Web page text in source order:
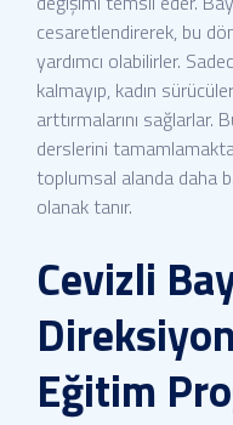
cesaretlendirerek, bu
yardımcı olabilirler.
kalmayıp, kadın
arttırmalarını sağlarlar.
derslerini
toplumsal alanda daha
olanak tanır.
Cevizli
Eğitim